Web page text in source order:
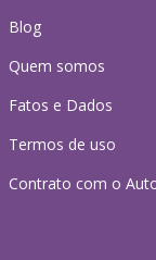
Blog
Quem somos
Fatos e Dados
Termos de uso
Contrato com o